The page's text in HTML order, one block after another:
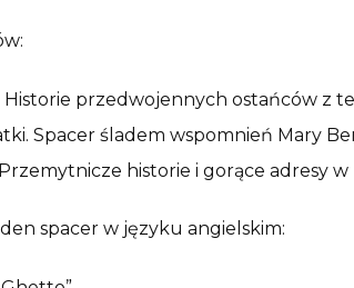
Historie przedwojennych ostańców z
Spacer śladem wspomnień Mary
historie i gorące adresy w
spacer w języku angielskim: